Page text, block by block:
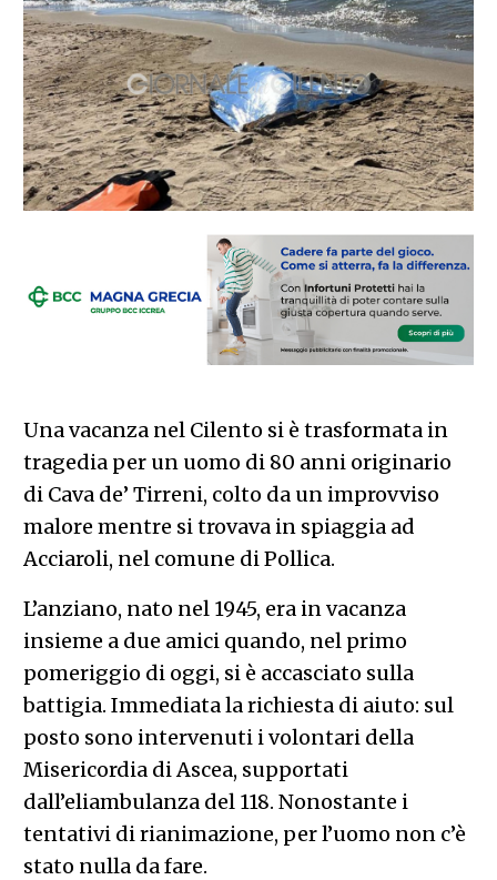
Una vacanza nel Cilento si è trasformata in
tragedia per un uomo di 80 anni originario
di Cava de’ Tirreni, colto da un improvviso
malore mentre si trovava in spiaggia ad
Acciaroli, nel comune di Pollica.
L’anziano, nato nel 1945, era in vacanza
insieme a due amici quando, nel primo
pomeriggio di oggi, si è accasciato sulla
battigia. Immediata la richiesta di aiuto: sul
posto sono intervenuti i volontari della
Misericordia di Ascea, supportati
dall’eliambulanza del 118. Nonostante i
tentativi di rianimazione, per l’uomo non c’è
stato nulla da fare.